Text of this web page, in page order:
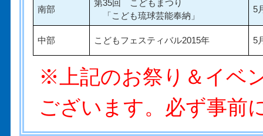
南部
第35回 こどもまつり
「こども琉球芸能奉納」
5
中部 こどもフェスティバル2015年 5
※上記のお祭り＆イベ
ございます。必ず事前